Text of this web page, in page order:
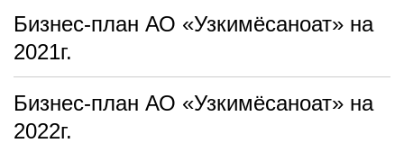
Бизнес-план АО «Узкимёсаноат» на
2021г.
Бизнес-план АО «Узкимёсаноат» на
2022г.